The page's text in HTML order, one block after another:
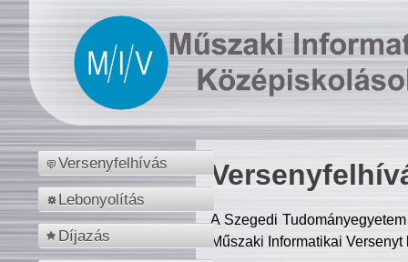
Versenyfelhívás
Lebonyolítás
Díjazás
A Szegedi
Műszaki Informatikai